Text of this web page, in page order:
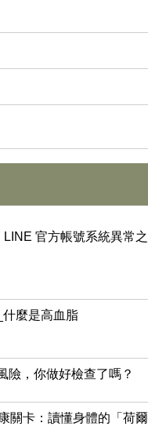
LINE 官方帳號系統異常之
麼是高血脂
險，你做好檢查了嗎？
關卡：讀懂身體的「荷爾